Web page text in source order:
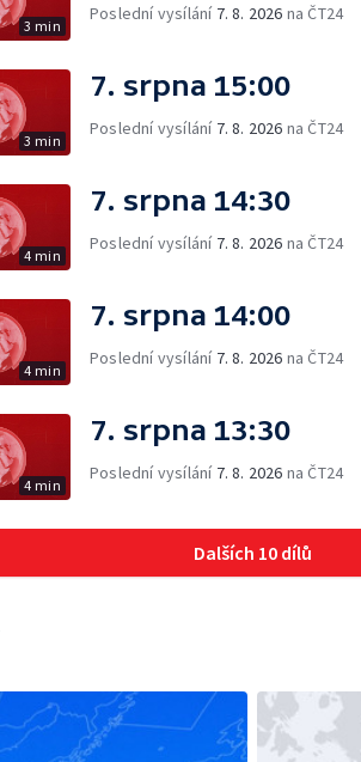
3 min
Poslední vysílání 7. 8. 2026 na ČT24
3 min
7. srpna 15:00
Poslední vysílání 7. 8. 2026 na ČT24
4 min
7. srpna 14:30
Poslední vysílání 7. 8. 2026 na ČT24
4 min
7. srpna 14:00
Poslední vysílání 7. 8. 2026 na ČT24
4 min
7. srpna 13:30
Poslední vysílání 7. 8. 2026 na ČT24
Dalších 10 dílů